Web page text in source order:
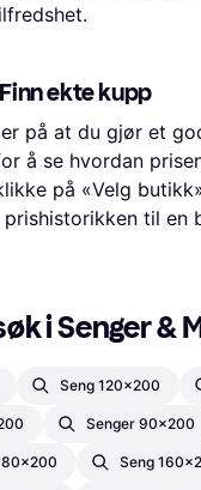
ekte kupp
på at du gjør et
å se hvordan
på «Velg
til en
i Senger &
Seng 120x200
Senger 90x200
Seng